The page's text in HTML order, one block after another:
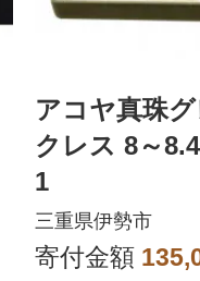
アコヤ真珠
クレス 8～
1
三重県伊勢市
寄付金額